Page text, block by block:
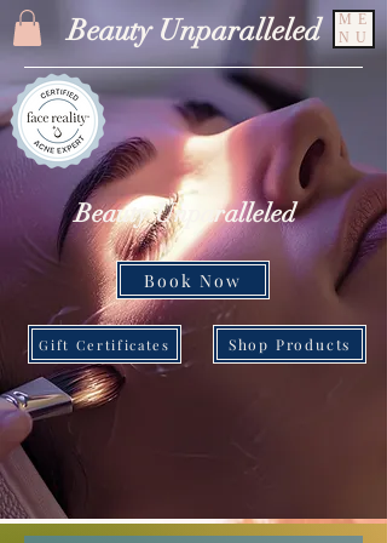
Beauty Unparalleled
ME
NU
Beauty Unparalleled
Book Now
Gift Certificates Shop Products